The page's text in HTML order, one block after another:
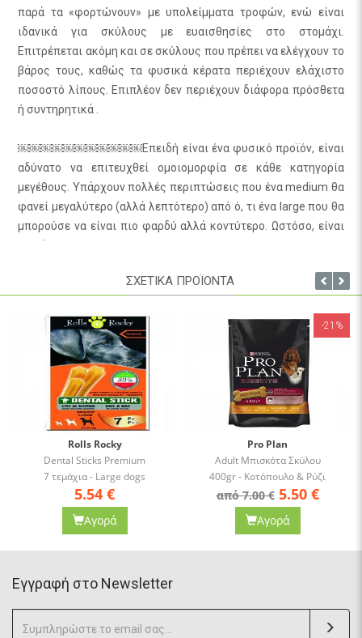
παρά τα «φορτώνουν» με υπολείμματα τροφών, ενώ είναι
ιδανικά για σκύλους με ευαισθησίες στο στομάχι.
Επιτρέπεται ακόμη και σε σκύλους που πρέπει να ελέγχουν το
βάρος τους, καθώς τα φυσικά κέρατα περιέχουν ελάχιστο
ποσοστό λίπους. Επιπλέον δεν περιέχουν διάφορα πρόσθετα
ή συντηρητικά .
￼￼￼￼￼￼￼￼￼￼￼Επειδή είναι ένα φυσικό προϊόν, είναι
αδύνατο να επιτευχθεί ομοιομορφία σε κάθε κατηγορία
μεγέθους. Υπάρχουν πολλές περιπτώσεις που ένα medium θα
φανεί μεγαλύτερο (αλλά λεπτότερο) από ό, τι ένα large που θα
μπορούσε να είναι πιο φαρδύ αλλά κοντύτερο. Ωστόσο, είναι
είναι σημαντικό να πάρουμε το σωστό μέγεθος.
ΣΧΕΤΙΚΑ ΠΡΟΪΟΝΤΑ
Rolls Rocky
Dental Sticks Premium
7 τεμάχια - Large dogs
5.54 €
Αγορά
Pro Plan
Adult Μπισκότα Σκύλου
400gr - Κοτόπουλο & Ρύζι
από 7.00 € 5.50 €
Αγορά
-21%
Eγγραφή στο Newsletter